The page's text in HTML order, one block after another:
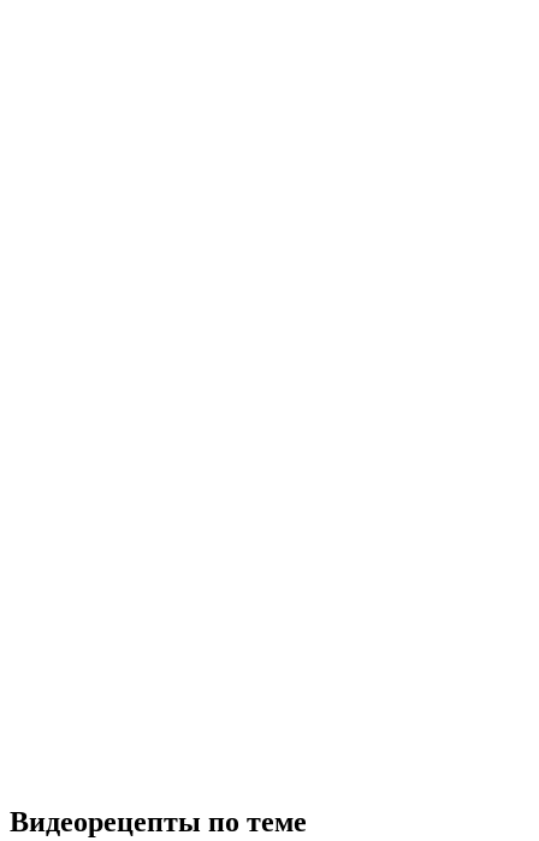
Видеорецепты по теме